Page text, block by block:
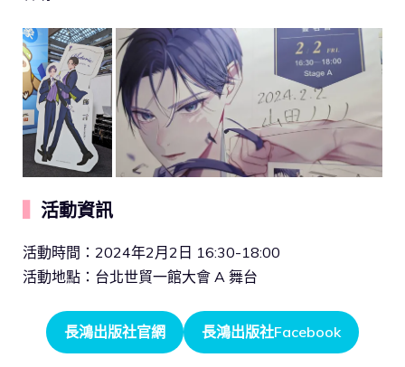
活動資訊
活動時間：2024年2月2日 16:30-18:00
活動地點：台北世貿一館大會 A 舞台
長鴻出版社官網 長鴻出版社Facebook